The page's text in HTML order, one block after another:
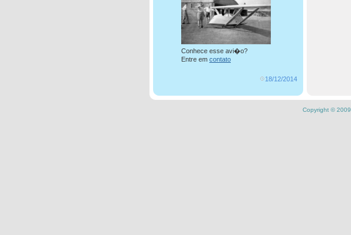
Conhece esse avi�o?
Entre em contato
18/12/2014
Copyright © 2009.